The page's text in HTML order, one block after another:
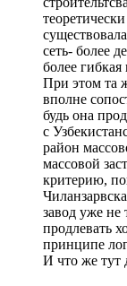
сеть- более
более
При этом та
вполне
будь она
с
район
массовой
критерию,
завод уже
продлевать
принципе
И что же тут